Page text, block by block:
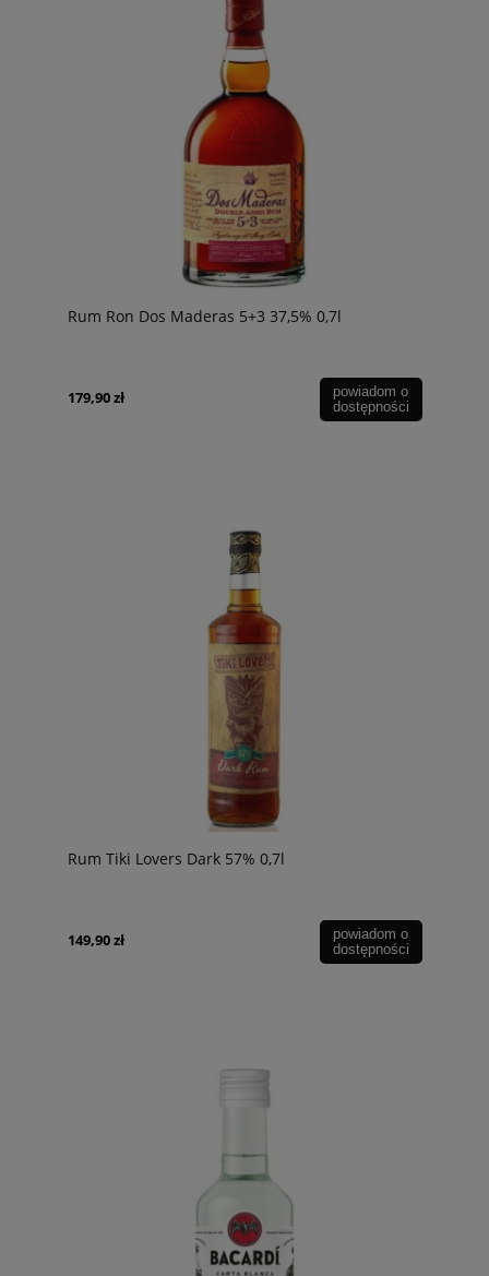
Rum Ron Dos Maderas 5+3 37,5% 0,7l
179,90 zł
powiadom o
dostępności
Rum Tiki Lovers Dark 57% 0,7l
149,90 zł
powiadom o
dostępności